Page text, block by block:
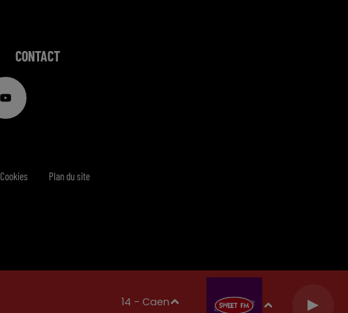
CONTACT
14 - Caen
Cookies Plan du site